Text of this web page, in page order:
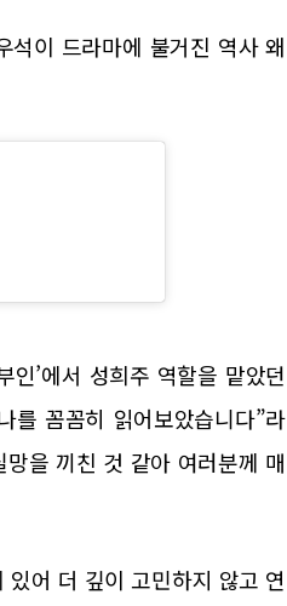
석이 드라마에 불거진 역사 왜
’에서 성희주 역할을 맡았던
를 꼼꼼히 읽어보았습니다”라
을 끼친 것 같아 여러분께 매
어 더 깊이 고민하지 않고 연